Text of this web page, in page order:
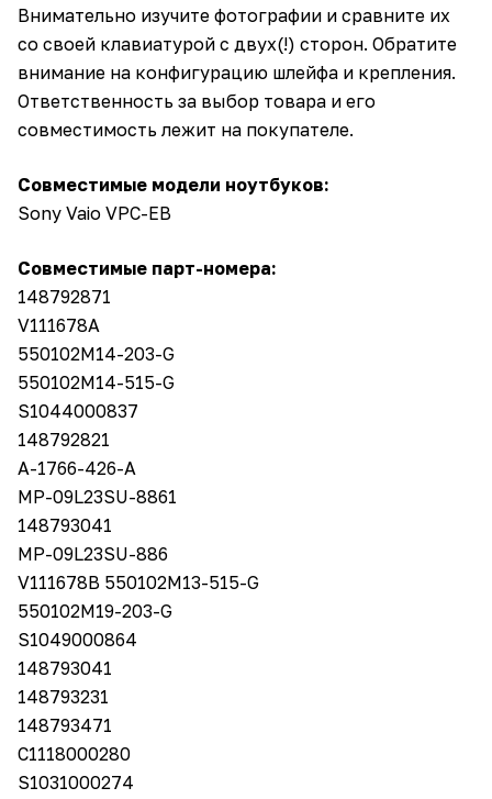
Внимательно изучите фотографии и сравните их
со своей клавиатурой с двух(!) сторон. Обратите
внимание на конфигурацию шлейфа и крепления.
Ответственность за выбор товара и его
совместимость лежит на покупателе.
Совместимые модели ноутбуков:
Sony Vaio VPC-EB
Совместимые парт-номера:
148792871
V111678A
550102M14-203-G
550102M14-515-G
S1044000837
148792821
A-1766-426-A
MP-09L23SU-8861
148793041
MP-09L23SU-886
V111678B 550102M13-515-G
550102M19-203-G
S1049000864
148793041
148793231
148793471
C1118000280
S1031000274